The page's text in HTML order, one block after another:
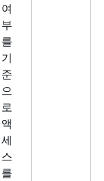
여
부
를
기
준
으
로
액
세
스
를